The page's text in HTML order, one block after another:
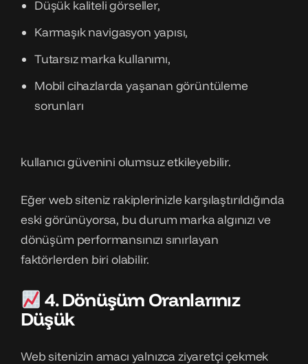
Düşük kaliteli görseller,
Karmaşık navigasyon yapısı,
Tutarsız marka kullanımı,
Mobil cihazlarda yaşanan görüntüleme
sorunları
kullanıcı güvenini olumsuz etkileyebilir.
Eğer web siteniz rakiplerinizle karşılaştırıldığında
eski görünüyorsa, bu durum marka algınızı ve
dönüşüm performansınızı sınırlayan
faktörlerden biri olabilir.
4. Dönüşüm Oranlarınız
Düşük
Web sitenizin amacı yalnızca ziyaretçi çekmek